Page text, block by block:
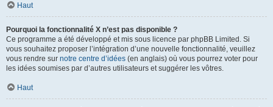
Haut
Pourquoi la fonctionnalité X n’est pas disponible ?
Ce programme a été développé et mis sous licence par phpBB Limited. Si
vous souhaitez proposer l’intégration d’une nouvelle fonctionnalité, veuillez
vous rendre sur notre centre d’idées (en anglais) où vous pourrez voter pour
les idées soumises par d’autres utilisateurs et suggérer les vôtres.
Haut